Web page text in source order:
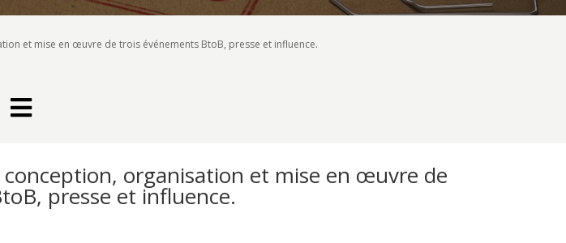
et mise en œuvre de trois événements BtoB, presse et influence.

conception, organisation et mise en œuvre de
presse et influence.